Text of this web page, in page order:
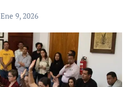
Ene 9, 2026